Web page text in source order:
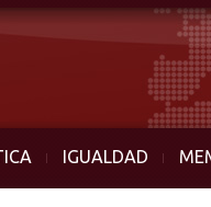
IGUALDAD